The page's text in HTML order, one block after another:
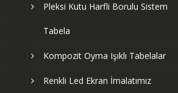
Pleksi Kutu Harfli Borulu Sistem
Tabela
Kompozit Oyma Işıklı Tabelalar
Renkli Led Ekran İmalatımız